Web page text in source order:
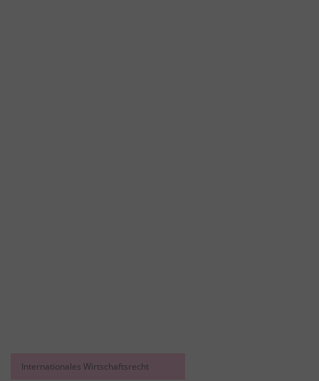
Internationales Wirtschaftsrecht